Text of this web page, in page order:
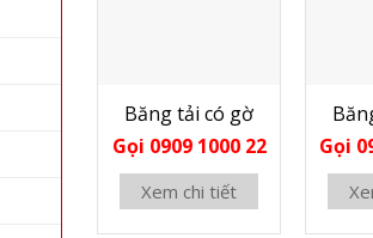
Băng tải có gờ
Gọi 0909 1000 22
Xem chi tiết
Gọi